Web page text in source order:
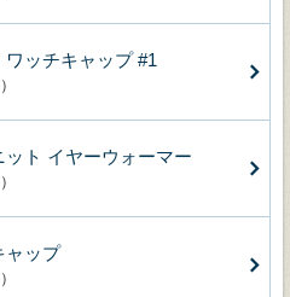
ッチキャップ #1
ット イヤーウォーマー
ャップ